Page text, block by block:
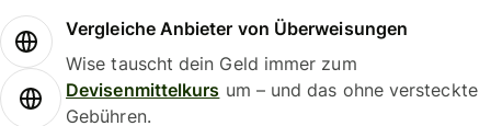
Vergleiche Anbieter von Überweisungen
Wise tauscht dein Geld immer zum
Devisenmittelkurs um – und das ohne versteckte
Gebühren.